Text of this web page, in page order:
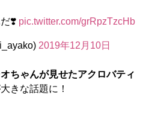
❣️ pic.twitter.com/grRpzTzcHb
2019年12月10日
ちゃんが見せたアクロバティ
きな話題に！